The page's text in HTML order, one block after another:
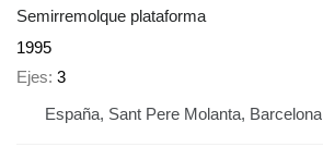
Semirremolque plataforma
1995
Ejes 3
España, Sant Pere Molanta, Barcelona